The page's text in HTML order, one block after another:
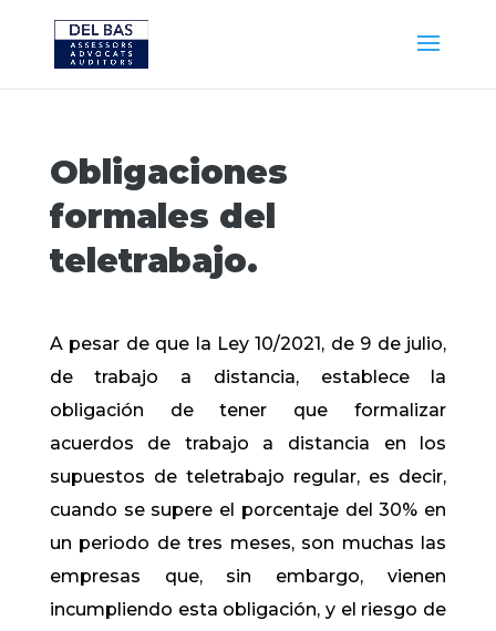
Obligaciones
formales del
teletrabajo.
A pesar de que la Ley 10/2021, de 9 de julio,
de trabajo a distancia, establece la
obligación de tener que formalizar
acuerdos de trabajo a distancia en los
supuestos de teletrabajo regular, es decir,
cuando se supere el porcentaje del 30% en
un periodo de tres meses, son muchas las
empresas que, sin embargo, vienen
incumpliendo esta obligación, y el riesgo de